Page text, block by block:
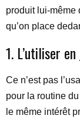
produit lui-même
qu’on place
1. L’utiliser
Ce n’est pas
pour la routine
le même intérêt